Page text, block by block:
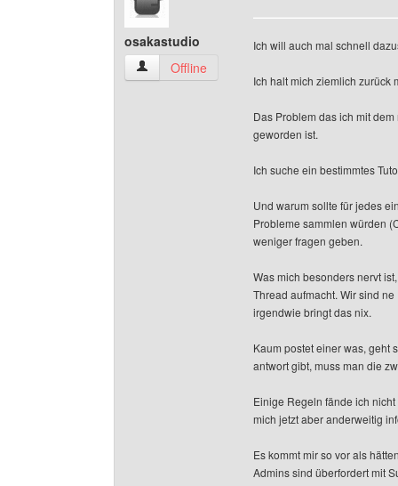
osakastudio
osakastudio Benutzer-Profile anzeigen
Offline
Ich will auch mal schnell
Ich halt mich ziemlich zurück
Das Problem das ich mit
geworden ist.
Ich suche ein bestimmtes
Und warum sollte für jedes
Probleme sammlen würden
weniger fragen geben.
Was mich besonders nervt
Thread aufmacht. Wir sind
irgendwie bringt das nix.
Kaum postet einer was, geht
antwort gibt, muss man die
Einige Regeln fände ich
mich jetzt aber anderweitig
Es kommt mir so vor als
Admins sind überfordert mit